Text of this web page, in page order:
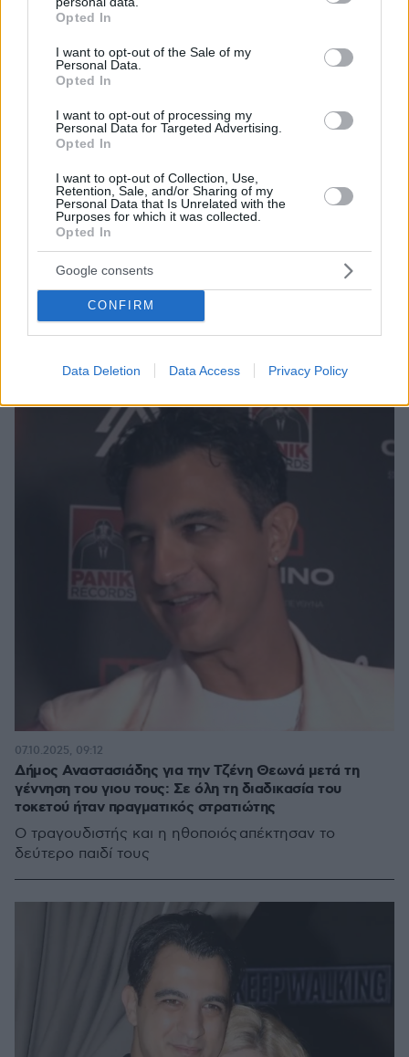
grant or deny consent to Google and its third-party tags to
use your data for below specified purposes in below Google
consent section.
Opted In
I want to opt-out of the Sale of my
Personal Data.
Opted In
I want to opt-out of processing my
Personal Data for Targeted Advertising.
Opted In
I want to opt-out of Collection, Use,
Retention, Sale, and/or Sharing of my
Personal Data that Is Unrelated with the
Purposes for which it was collected.
Opted In
Google consents
CONFIRM
Data Deletion Data Access Privacy Policy
Η Τζένη Θεωνά δημοσίευσε φωτογραφία με τον Δήμο
Αναστασιάδη και τον νεογέννητο γιο τους
Η ηθοποιός απέκτησε πριν από λίγες ημέρες το
δεύτερο παιδί της με τον τραγουδιστή
13.10.2025, 08:34 6
Δήμος Αναστασιάδης για την Τζένη Θεωνά μετά τη
γέννηση του γιου τους: Σε όλη τη διαδικασία του
τοκετού ήταν πραγματικός στρατιώτης
Ο τραγουδιστής και η ηθοποιός απέκτησαν το
δεύτερο παιδί τους
07.10.2025, 09:12